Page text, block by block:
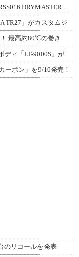
TR27」がカスタムジ
最高約80℃の巻き
ディ「LT-9000S」が
ーボン」を9/10発売！
のリコールを発表